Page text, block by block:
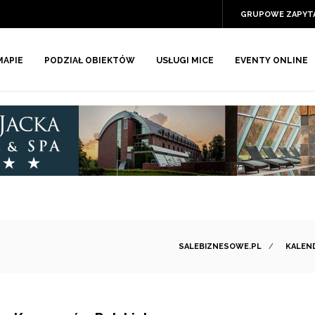
GRUPOWE
PODZIAŁ OBIEKTÓW USŁUGI MICE EVENTY ONLINE
SALEBIZNESOWE.PL /